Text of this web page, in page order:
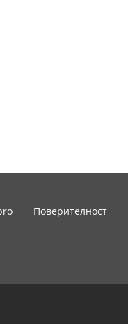
Поверителност